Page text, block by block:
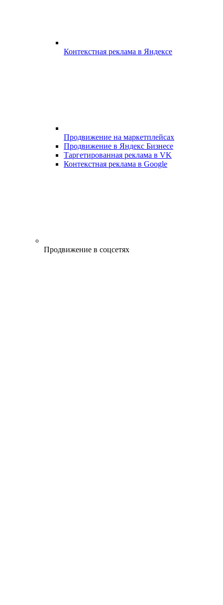
Контекстная реклама в Яндексе
Продвижение на маркетплейсах
Продвижение в Яндекс Бизнесе
Таргетированная реклама в VK
Контекстная реклама в Google
Продвижение в соцсетях